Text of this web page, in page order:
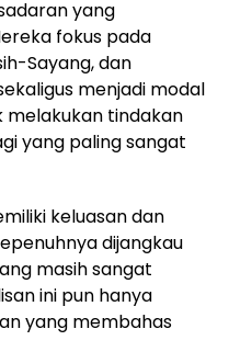
yang
fokus pada
Sayang, dan
menjadi modal
melakukan tindakan
yang paling sangat
keluasan dan
dijangkau
masih sangat
ini pun hanya
yang membahas